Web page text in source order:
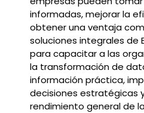
informadas, mejorar la
obtener una ventaja
soluciones integrales de
para capacitar a las
la transformación de
información práctica,
decisiones estratégicas
rendimiento general de